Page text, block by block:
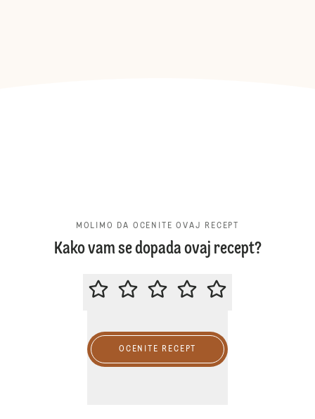
MOLIMO DA OCENITE OVAJ RECEPT
Kako vam se dopada ovaj recept?
MOLIMO DA OCENITE OVAJ
OCENITE RECEPT